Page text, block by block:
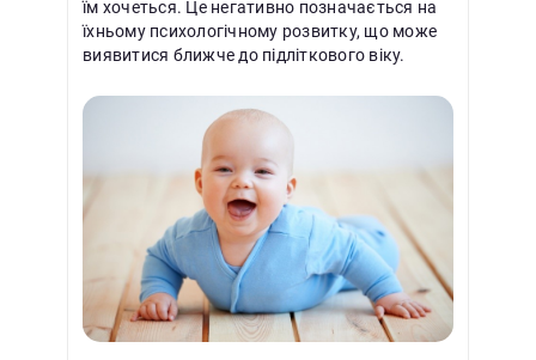
їм хочеться. Це негативно позначається на
їхньому психологічному розвитку, що може
виявитися ближче до підліткового віку.